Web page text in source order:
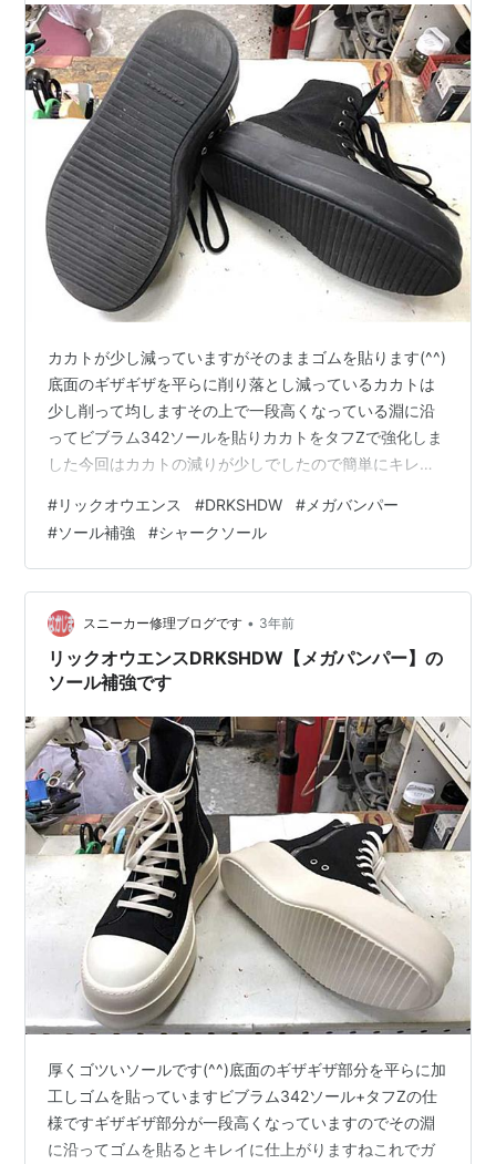
カカトが少し減っていますがそのままゴムを貼ります(^^)
底面のギザギザを平らに削り落とし減っているカカトは
少し削って均しますその上で一段高くなっている淵に沿
ってビブラム342ソールを貼りカカトをタフZで強化しま
した今回はカカトの減りが少しでしたので簡単にキレイ
に減ってしまうと少し手間がかかりそうです修理はお早
めに(^^) 価格などお問い合わせはこちらから、LINEでも
メールでもOKです nakajima-kutu.com
#リックオウエンス #DRKSHDW # メガバンパー
#ソール補強 #シャークソール
スニーカー修理ブログです • 3年前
リックオウエンスDRKSHDW【メガパンパー】の
ソール補強です
厚くゴツいソールです(^^)底面のギザギザ部分を平らに加
工しゴムを貼っていますビブラム342ソール+タフZの仕
様ですギザギザ部分が一段高くなっていますのでその淵
に沿ってゴムを貼るとキレイに仕上がりますねこれでガ